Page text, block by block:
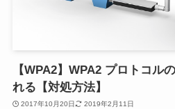
【WPA2】WPA2 プロトコル
れる【対処方法】
2017年10月20日 2019年2月11日